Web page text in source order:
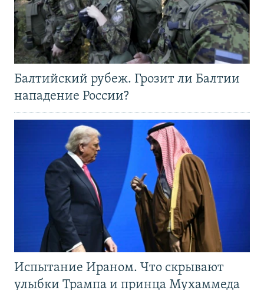
Балтийский рубеж. Грозит ли Балтии
нападение России?
Испытание Ираном. Что скрывают
улыбки Трампа и принца Мухаммеда